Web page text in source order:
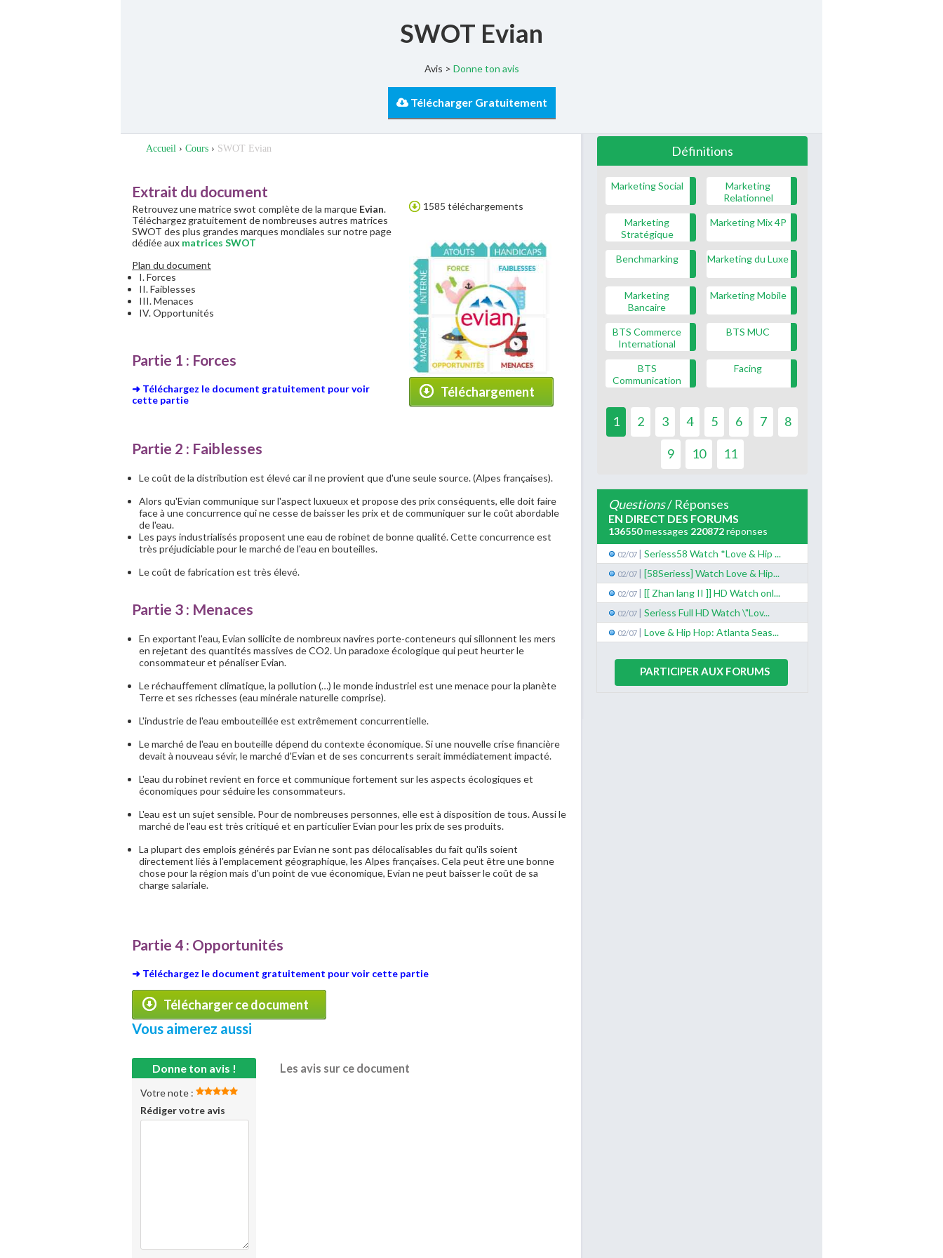
SWOT Evian
Avis > Donne ton avis
Télécharger Gratuitement
Accueil › Cours › SWOT Evian
Téléchargement
1585 téléchargements
Extrait du document
Retrouvez une matrice swot complète de la marque Evian.
Téléchargez gratuitement de nombreuses autres matrices
SWOT des plus grandes marques mondiales sur notre page
dédiée aux matrices SWOT
Plan du document
I. Forces
II. Faiblesses
III. Menaces
IV. Opportunités
Partie 1 : Forces
➜ Téléchargez le document gratuitement pour voir
cette partie
Partie 2 : Faiblesses
Le coût de la distribution est élevé car il ne provient que d'une seule source. (Alpes françaises).
Alors qu'Evian communique sur l'aspect luxueux et propose des prix conséquents, elle doit faire
face à une concurrence qui ne cesse de baisser les prix et de communiquer sur le coût abordable
de l'eau.
Les pays industrialisés proposent une eau de robinet de bonne qualité. Cette concurrence est
très préjudiciable pour le marché de l'eau en bouteilles.
Le coût de fabrication est très élevé.
Partie 3 : Menaces
En exportant l'eau, Evian sollicite de nombreux navires porte-conteneurs qui sillonnent les mers
en rejetant des quantités massives de CO2. Un paradoxe écologique qui peut heurter le
consommateur et pénaliser Evian.
Le réchauffement climatique, la pollution (…) le monde industriel est une menace pour la planète
Terre et ses richesses (eau minérale naturelle comprise).
L'industrie de l'eau embouteillée est extrêmement concurrentielle.
Le marché de l'eau en bouteille dépend du contexte économique. Si une nouvelle crise financière
devait à nouveau sévir, le marché d'Evian et de ses concurrents serait immédiatement impacté.
L'eau du robinet revient en force et communique fortement sur les aspects écologiques et
économiques pour séduire les consommateurs.
L'eau est un sujet sensible. Pour de nombreuses personnes, elle est à disposition de tous. Aussi le
marché de l'eau est très critiqué et en particulier Evian pour les prix de ses produits.
La plupart des emplois générés par Evian ne sont pas délocalisables du fait qu'ils soient
directement liés à l'emplacement géographique, les Alpes françaises. Cela peut être une bonne
chose pour la région mais d'un point de vue économique, Evian ne peut baisser le coût de sa
charge salariale.
Partie 4 : Opportunités
➜ Téléchargez le document gratuitement pour voir cette partie
Télécharger ce document
Vous aimerez aussi
Donne ton avis !
Votre note :
Rédiger votre avis
Les avis sur ce document
Définitions
Marketing Social
Marketing
Relationnel
Marketing
Stratégique
Marketing Mix 4P
Benchmarking Marketing du Luxe
Marketing
Bancaire
Marketing Mobile
BTS Commerce
International
BTS MUC
BTS
Communication
Facing
1 2 3 4 5 6 7 8
9 10 11
Questions/ Réponses
EN DIRECT DES FORUMS
136550messages 220872réponses
02/07 | Seriess58 Watch *Love & Hip ...
02/07 | [58Seriess] Watch Love & Hip...
02/07 | [[ Zhan lang II ]] HD Watch onl...
02/07 | Seriess Full HD Watch \"Lov...
02/07 | Love & Hip Hop: Atlanta Seas...
PARTICIPER AUX FORUMS